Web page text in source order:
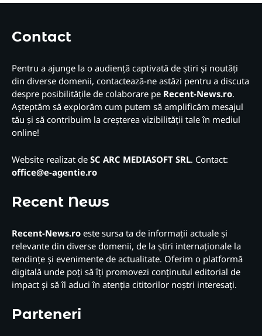
Contact
Pentru a ajunge la o audiență captivată de știri și noutăți
din diverse domenii, contactează-ne astăzi pentru a discuta
despre posibilitățile de colaborare pe Recent-News.ro.
Așteptăm să explorăm cum putem să amplificăm mesajul
tău și să contribuim la creșterea vizibilității tale în mediul
online!
Website realizat de SC ARC MEDIASOFT SRL. Contact:
office@e-agentie.ro
Recent News
Recent-News.ro este sursa ta de informații actuale și
relevante din diverse domenii, de la știri internaționale la
tendințe și evenimente de actualitate. Oferim o platformă
digitală unde poți să îți promovezi conținutul editorial de
impact și să îl aduci în atenția cititorilor noștri interesați.
Parteneri